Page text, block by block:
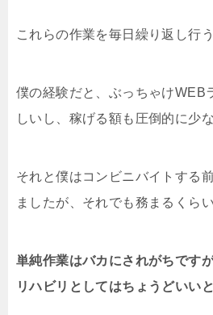
これらの作業を毎日繰り返し行
僕の経験だと、ぶっちゃけWEB
しいし、稼げる額も圧倒的に少
それと僕はコンビニバイトする
ましたが、それでも務まるくら
単純作業はバカにされがちです
リハビリとしてはちょうどいい